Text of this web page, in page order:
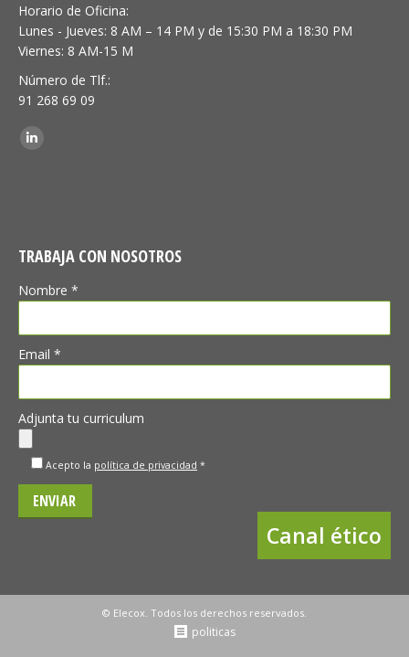
Horario de Oficina:
Lunes - Jueves: 8 AM – 14 PM y de 15:30 PM a 18:30 PM
Viernes: 8 AM-15 M
Número de Tlf.:
91 268 69 09
Encuéntranos en:
Linkedin
TRABAJA CON NOSOTROS
Nombre *
Email *
Adjunta tu curriculum
Acepto la política de privacidad *
Canal ético
© Elecox. Todos los derechos reservados.
politicas